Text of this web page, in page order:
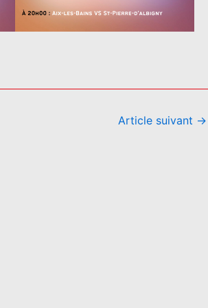
Article suivant →